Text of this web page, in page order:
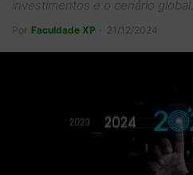
investimentos e o cenário global.
Por Faculdade XP 21/12/2024